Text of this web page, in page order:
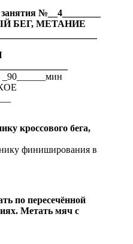
№__4________
БЕГ, МЕТАНИЕ
_90______мин
кроссового бега,
в
по пересечённой
Метать мяч с